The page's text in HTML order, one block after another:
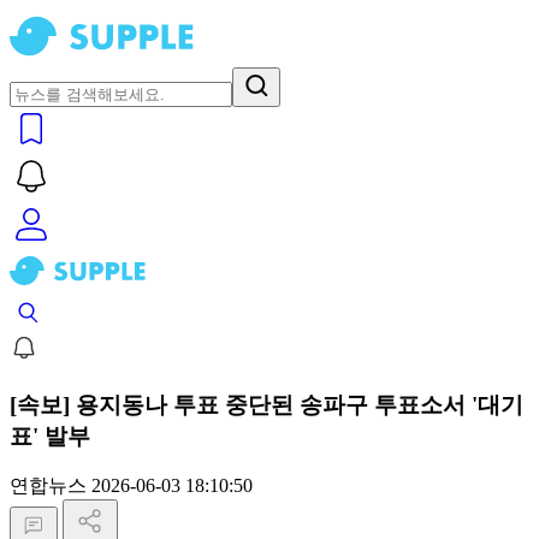
[속보] 용지동나 투표 중단된 송파구 투표소서 '대기
표' 발부
연합뉴스 2026-06-03 18:10:50